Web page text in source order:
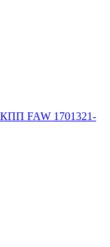
КПП FAW 1701321-